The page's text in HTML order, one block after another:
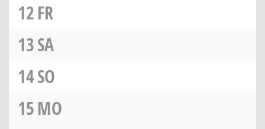
12FR
13SA
14SO
15MO